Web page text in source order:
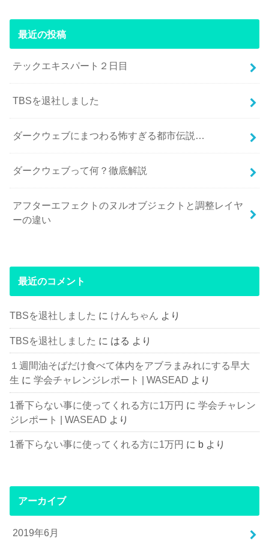
最近の投稿
テックエキスパート２日目
TBSを退社しました
ダークウェブにまつわる怖すぎる都市伝説…
ダークウェブって何？徹底解説
アフターエフェクトのヌルオブジェクトと調整レイヤ
ーの違い
最近のコメント
TBSを退社しました に けんちゃん より
TBSを退社しました に はる より
１週間油そばだけ食べて体内をアブラまみれにする早大
生 に学会チャレンジレポート | WASEAD より
1番下らない事に使ってくれる方に1万円 に学会チャレン
ジレポート | WASEAD より
1番下らない事に使ってくれる方に1万円 に b より
アーカイブ
2019年6月